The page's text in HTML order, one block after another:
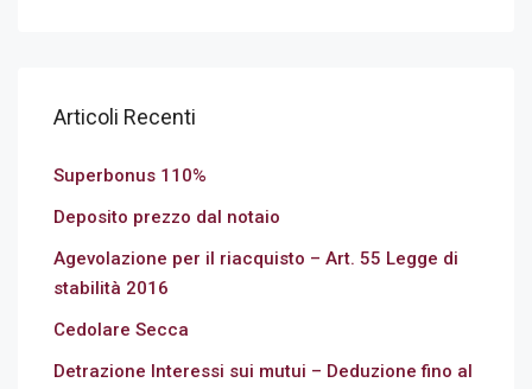
Articoli Recenti
Superbonus 110%
Deposito prezzo dal notaio
Agevolazione per il riacquisto – Art. 55 Legge di
stabilità 2016
Cedolare Secca
Detrazione Interessi sui mutui – Deduzione fino al